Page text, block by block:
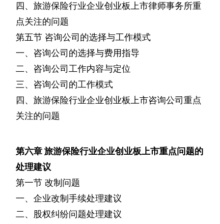
四、旅游保险行业企业创业板上市律师事务所重
点关注的问题
第五节 咨询公司的选择与工作模式
一、咨询公司的选择与费用指导
二、咨询公司工作内容与定位
三、咨询公司的工作模式
四、旅游保险行业企业创业板上市咨询公司重点
关注的问题
第六章旅游保险行业企业创业板上市重点问题的
处理建议
第一节 改制问题
一、企业改制手续处理建议
二、股权纠纷问题处理建议